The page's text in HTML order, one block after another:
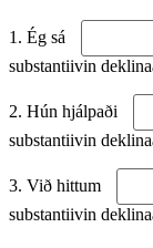
1. Ég sá
substantiivin
2. Hún hjálpaði
substantiivin
3. Við hittum
substantiivin